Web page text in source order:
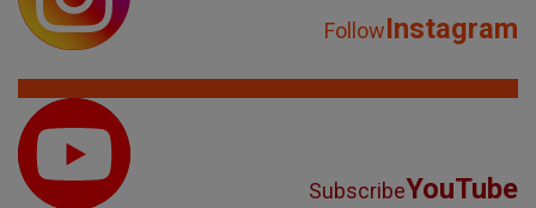
FollowInstagram
SubscribeYouTube